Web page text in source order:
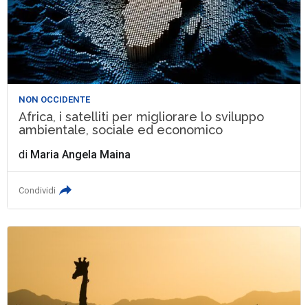
NON OCCIDENTE
Africa, i satelliti per migliorare lo sviluppo
ambientale, sociale ed economico
di Maria Angela Maina
Condividi